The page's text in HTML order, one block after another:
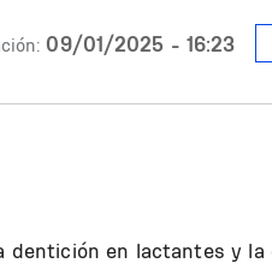
09/01/2025 - 16:23
dentición en lactantes y la